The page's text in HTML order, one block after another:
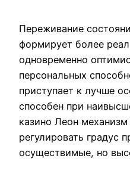
Переживание
формирует более
одновременно
персональных
приступает к лучше
способен при
казино Леон
регулировать градус
осуществимые, но